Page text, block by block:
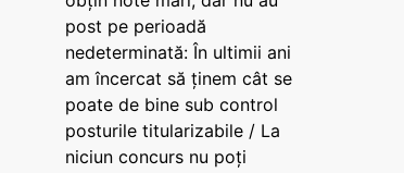
post pe perioadă
nedeterminată: În ultimii ani
am încercat să ținem cât se
poate de bine sub control
posturile titularizabile / La
niciun concurs nu poți